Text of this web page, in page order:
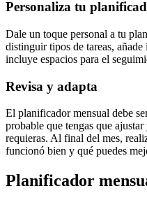
Personaliza tu
Dale un toque personal a tu
distinguir tipos de tareas,
incluye espacios para el
Revisa y adapta
El planificador mensual debe
probable que tengas que
requieras. Al final del mes,
funcionó bien y qué puedes
Planificador